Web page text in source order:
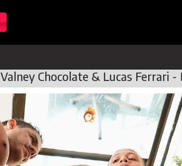
Valney Chocolate & Lucas Ferrari